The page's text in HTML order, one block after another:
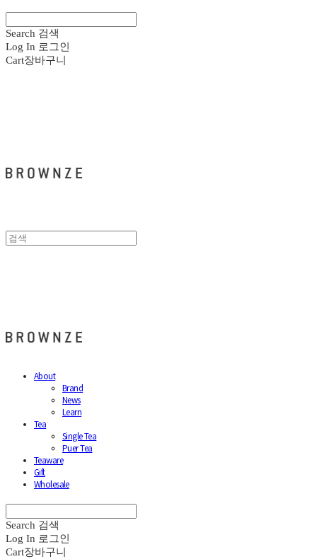
Search 검색
Log In 로그인
Cart장바구니
About
Brand
News
Learn
Tea
Single Tea
Puer Tea
Teaware
Gift
Wholesale
Search 검색
Log In 로그인
Cart장바구니